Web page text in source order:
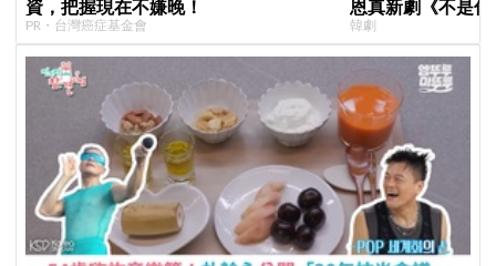
資，把握現在不嫌晚！
PR・台灣癌症基金會
恩真新劇《不是
光，9月12日首播
韓劇